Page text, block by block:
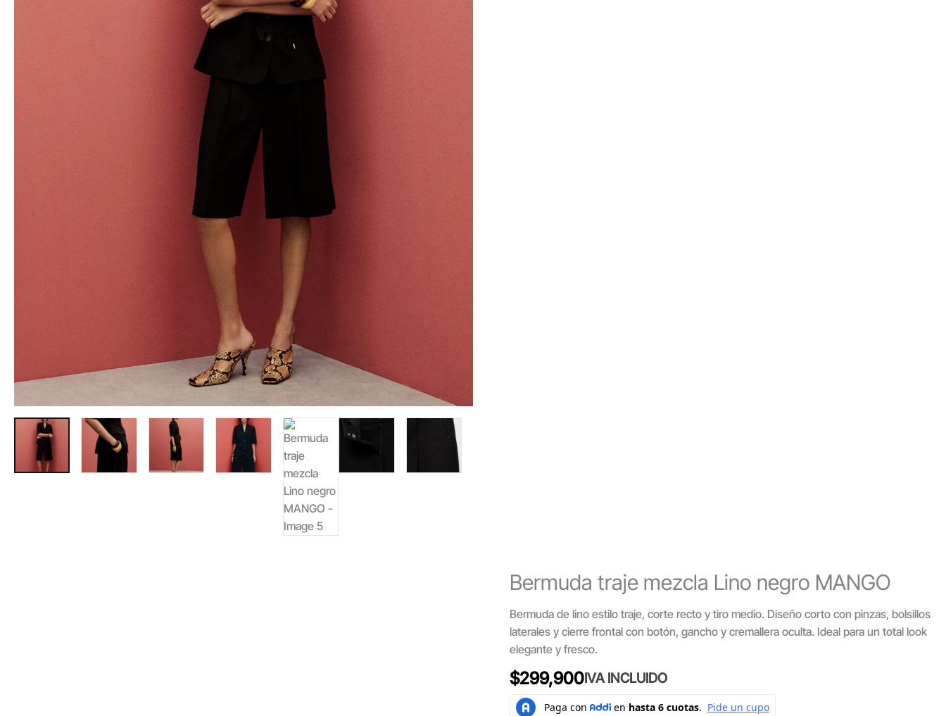
Bermuda traje mezcla Lino negro MANGO
Bermuda de lino estilo traje, corte recto y tiro medio. Diseño corto con pinzas, bolsillos
laterales y cierre frontal con botón, gancho y cremallera oculta. Ideal para un total look
elegante y fresco.
$299,900IVA INCLUIDO